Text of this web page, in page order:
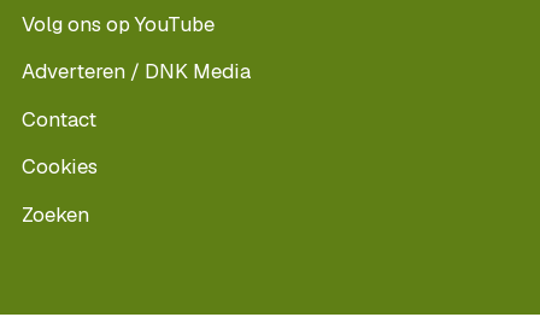
Volg ons op YouTube
Adverteren / DNK Media
Contact
Cookies
Zoeken